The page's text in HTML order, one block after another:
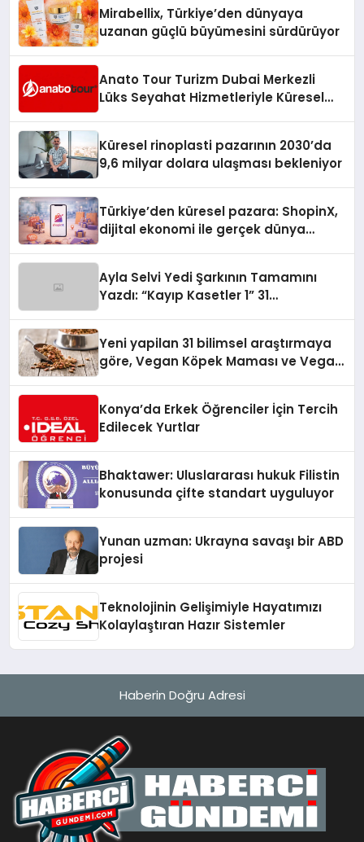
Mirabellix, Türkiye’den dünyaya
uzanan güçlü büyümesini sürdürüyor
Anato Tour Turizm Dubai Merkezli
Lüks Seyahat Hizmetleriyle Küresel
Küresel rinoplasti pazarının 2030’da
9,6 milyar dolara ulaşması bekleniyor
Türkiye’den küresel pazara: ShopinX,
dijital ekonomi ile gerçek dünya
Ayla Selvi Yedi Şarkının Tamamını
Yazdı: “Kayıp Kasetler 1” 31
Yeni yapilan 31 bilimsel araştırmaya
göre, Vegan Köpek Maması ve Vegan
Konya’da Erkek Öğrenciler İçin Tercih
Edilecek Yurtlar
Bhaktawer: Uluslararası hukuk Filistin
konusunda çifte standart uyguluyor
Yunan uzman: Ukrayna savaşı bir ABD
projesi
Teknolojinin Gelişimiyle Hayatımızı
Kolaylaştıran Hazır Sistemler
Haberin Doğru Adresi